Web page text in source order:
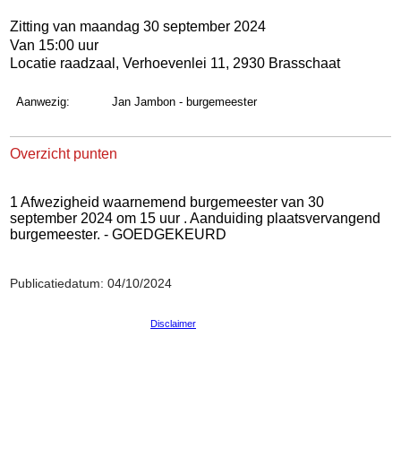
Zitting van maandag 30 september 2024
Van 15:00 uur
Locatie raadzaal, Verhoevenlei 11, 2930 Brasschaat
Aanwezig: Jan Jambon - burgemeester
Overzicht punten
1 Afwezigheid waarnemend burgemeester van 30
september 2024 om 15 uur . Aanduiding plaatsvervangend
burgemeester. - GOEDGEKEURD
Publicatiedatum: 04/10/2024
Disclaimer